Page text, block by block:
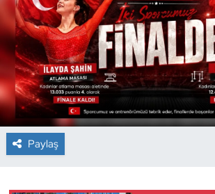
Paylaş
Çim Hokeyi
Cimnastik
Curling
Dağcılık